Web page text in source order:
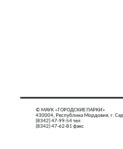
© МАУК «ГОРОДСКИЕ ПАРКИ»
430004, Республика Мордовия, г.
(8342) 47-99-54 тел.
(8342) 47-62-81 факс